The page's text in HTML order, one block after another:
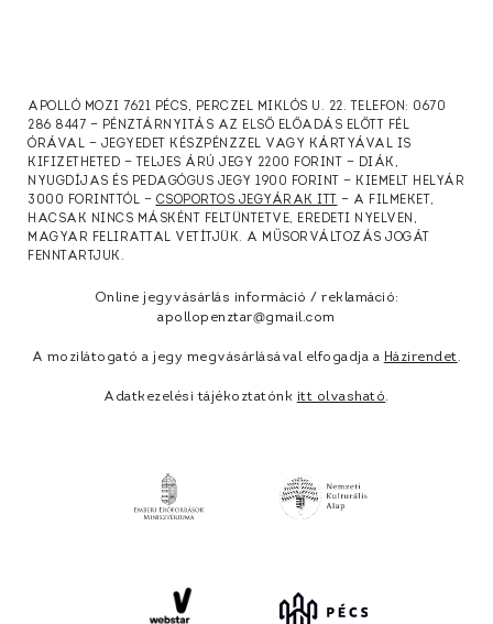
APOLLÓ MOZI 7621 PÉCS, PERCZEL MIKLÓS U. 22. TELEFON: 0670
286 8447 — PÉNZTÁRNYITÁS AZ ELSŐ ELŐADÁS ELŐTT FÉL
ÓRÁVAL — JEGYEDET KÉSZPÉNZZEL VAGY KÁRTYÁVAL IS
KIFIZETHETED — TELJES ÁRÚ JEGY 2200 FORINT — DIÁK,
NYUGDÍJAS ÉS PEDAGÓGUS JEGY 1900 FORINT — KIEMELT HELYÁR
3000 FORINTTÓL — CSOPORTOS JEGYÁRAK ITT
— A FILMEKET,
HACSAK NINCS MÁSKÉNT FELTÜNTETVE, EREDETI NYELVEN,
MAGYAR FELIRATTAL VETÍTJÜK. A MŰSORVÁLTOZÁS JOGÁT
FENNTARTJUK.
Online jegyvásárlás információ / reklamáció:
apollopenztar@gmail.com
A mozilátogató a jegy megvásárlásával elfogadja a Házirendet.
Adatkezelési tájékoztatónk itt olvasható.